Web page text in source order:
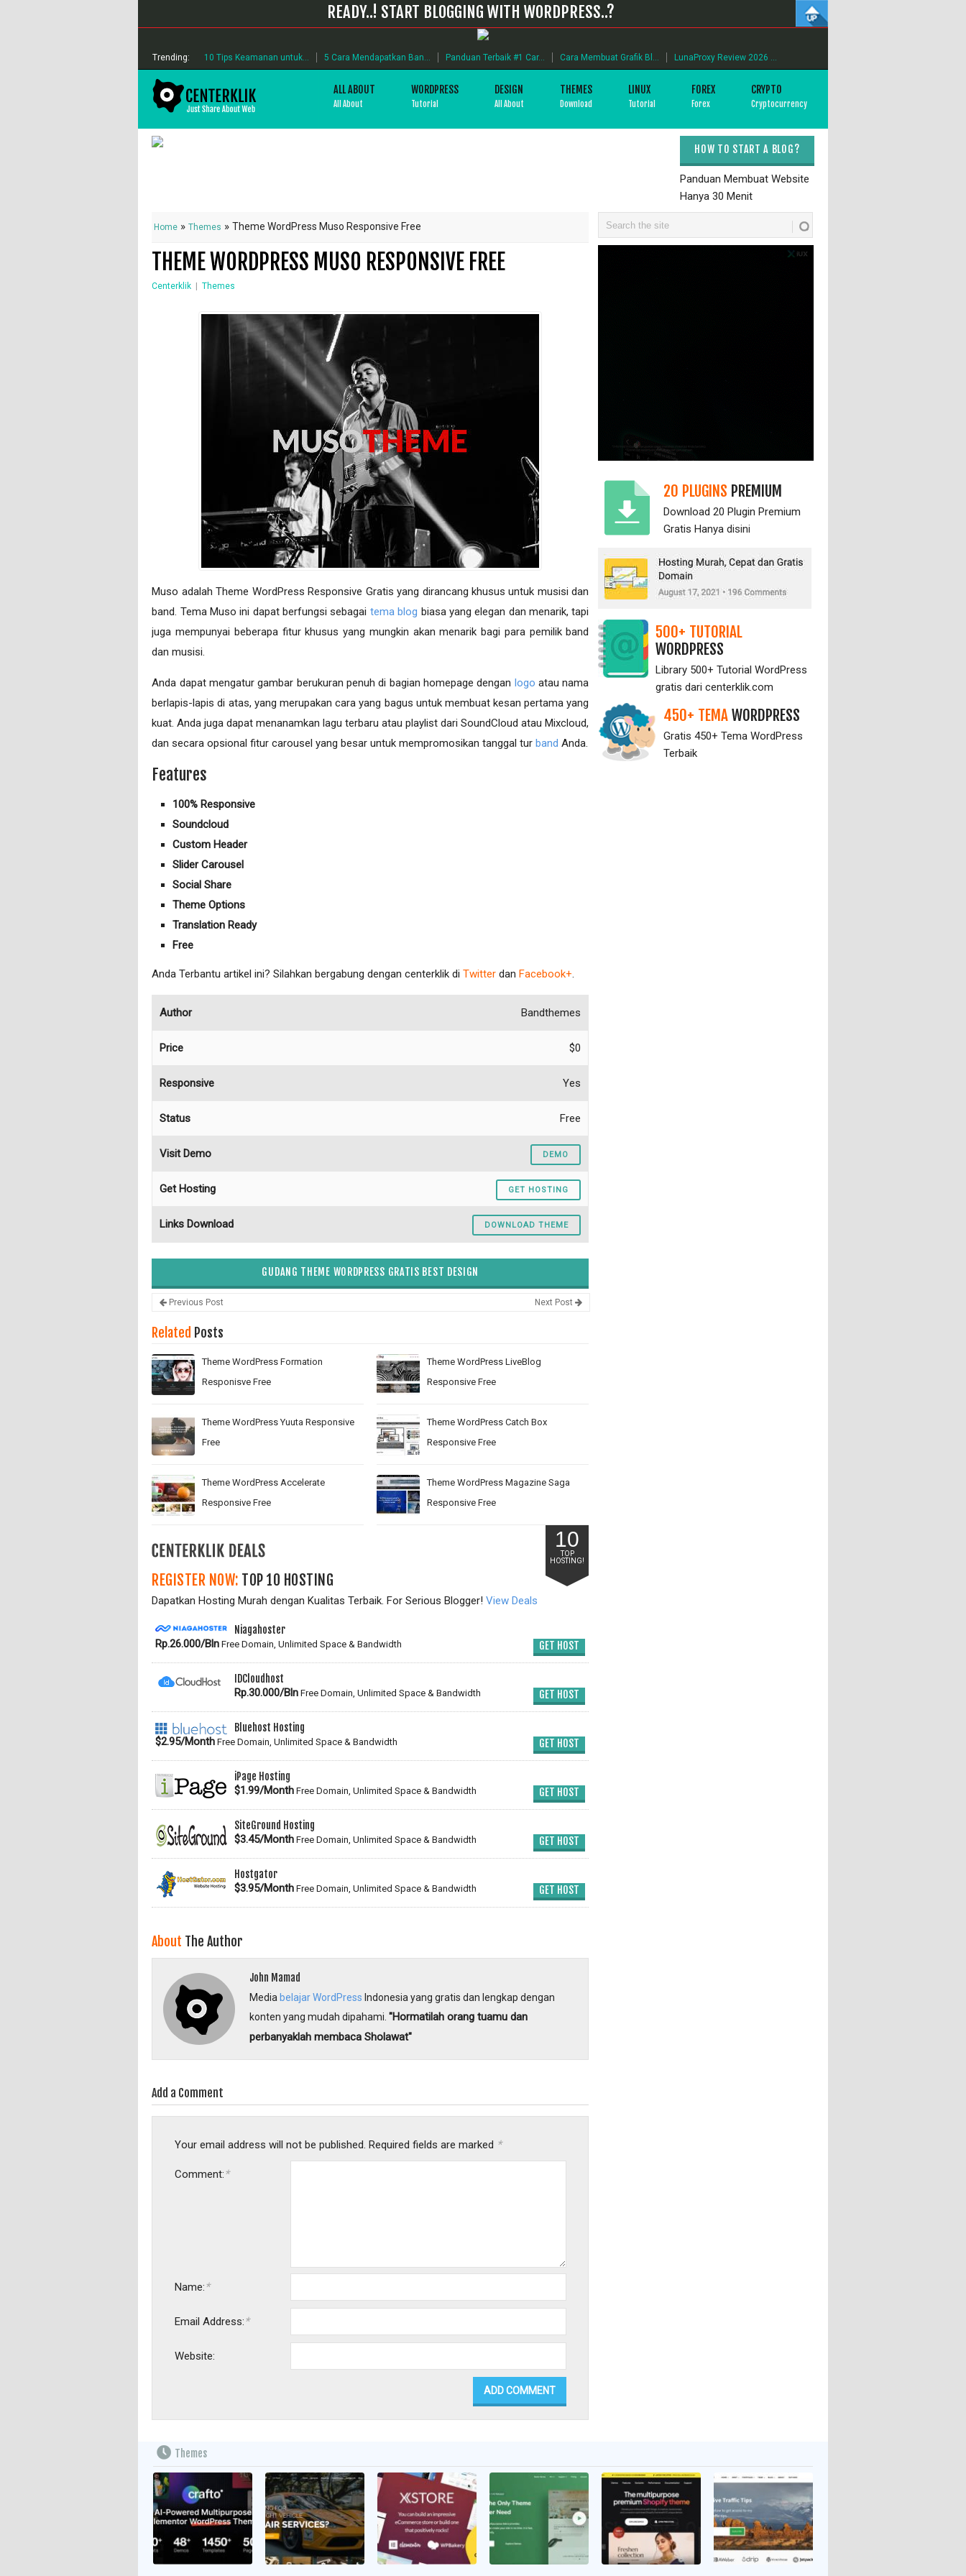
READY..! START BLOGGING WITH WORDPRESS..?
Trending: 10 Tips Keamanan untuk... 5 Cara Mendapatkan Ban... Panduan Terbaik #1 Car... Cara Membuat Grafik Bl... LunaProxy Review 2026 ...
ALL ABOUT
All About
WORDPRESS
Tutorial
DESIGN
All About
THEMES
Download
LINUX
Tutorial
FOREX
Forex
CRYPTO
Cryptocurrency
HOW TO START A BLOG?
Panduan Membuat Website
Hanya 30 Menit
Home »Themes »Theme WordPress Muso Responsive Free
THEME WORDPRESS MUSO RESPONSIVE FREE
Centerklik | Themes
Muso adalah Theme WordPress Responsive Gratis yang dirancang khusus untuk musisi dan
band. Tema Muso ini dapat berfungsi sebagai tema blog biasa yang elegan dan menarik, tapi
juga mempunyai beberapa fitur khusus yang mungkin akan menarik bagi para pemilik band
dan musisi.
Anda dapat mengatur gambar berukuran penuh di bagian homepage dengan logo atau nama
berlapis-lapis di atas, yang merupakan cara yang bagus untuk membuat kesan pertama yang
kuat. Anda juga dapat menanamkan lagu terbaru atau playlist dari SoundCloud atau Mixcloud,
dan secara opsional fitur carousel yang besar untuk mempromosikan tanggal turband Anda.
Features
100% Responsive
Soundcloud
Custom Header
Slider Carousel
Social Share
Theme Options
Translation Ready
Free
Anda Terbantu artikel ini? Silahkan bergabung dengan centerklik diTwitter danFacebook+
Author Bandthemes
Price $0
Responsive Yes
Status Free
Visit Demo DEMO
Get Hosting GET HOSTING
Links Download DOWNLOAD THEME
GUDANG THEME WORDPRESS GRATIS BEST DESIGN
Previous Post Next Post
Related Posts
Theme WordPress Formation
Responisve Free
Theme WordPress LiveBlog
Responsive Free
Theme WordPress Yuuta Responsive
Free
Theme WordPress Catch Box
Responsive Free
Theme WordPress Accelerate
Responsive Free
Theme WordPress Magazine Saga
Responsive Free
10
TOP
HOSTING!
REGISTER NOW: TOP 10 HOSTING
Dapatkan Hosting Murah dengan Kualitas Terbaik. For Serious Blogger!View Deals
Niagahoster
Rp.26.000/Bln Free Domain, Unlimited Space & Bandwidth GET HOST
IDCloudhost
Rp.30.000/Bln Free Domain, Unlimited Space & Bandwidth GET HOST
Bluehost Hosting
$2.95/Month Free Domain, Unlimited Space & Bandwidth GET HOST
iPage Hosting
$1.99/Month Free Domain, Unlimited Space & Bandwidth GET HOST
SiteGround Hosting
$3.45/Month Free Domain, Unlimited Space & Bandwidth GET HOST
Hostgator
$3.95/Month Free Domain, Unlimited Space & Bandwidth GET HOST
About The Author
John Mamad
Media belajar WordPress Indonesia yang gratis dan lengkap dengan
konten yang mudah dipahami. "Hormatilah orang tuamu dan
perbanyaklah membaca Sholawat"
Add a Comment
Your email address will not be published. Required fields are marked *
Comment:*
Name:*
Email Address:*
Website:
20 PLUGINS PREMIUM
Download 20 Plugin Premium
Gratis Hanya disini
500+ TUTORIAL
WORDPRESS
Library 500+ Tutorial WordPress
gratis dari centerklik.com
450+ TEMAWORDPRESS
Gratis 450+ Tema WordPress
Terbaik
Themes